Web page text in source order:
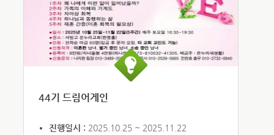
44기 드림어게인
진행일시 : 2025.10.25 ~ 2025.11.22